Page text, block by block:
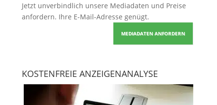
Jetzt unverbindlich unsere Mediadaten und Preise
anfordern. Ihre E-Mail-Adresse genügt.
MEDIADATEN ANFORDERN
KOSTENFREIE ANZEIGENANALYSE